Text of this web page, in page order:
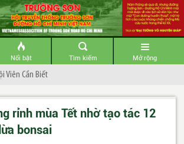
Nổi bật Tìm kiếm Mở rộng
Viên Cần Biết
rỉnh mùa Tết nhờ tạo tác 12
bonsai